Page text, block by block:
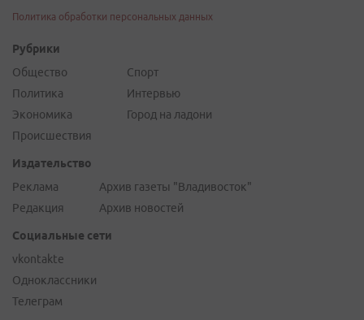
Политика обработки персональных данных
Рубрики
Общество
Политика
Экономика
Происшествия
Спорт
Интервью
Город на ладони
Издательство
Реклама
Редакция
Архив газеты "Владивосток"
Архив новостей
Социальные сети
vkontakte
Одноклассники
Телеграм